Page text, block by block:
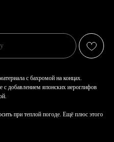
с бахромой на концах.
добавлением японских иероглифов
при теплой погоде. Ещё плюс этого